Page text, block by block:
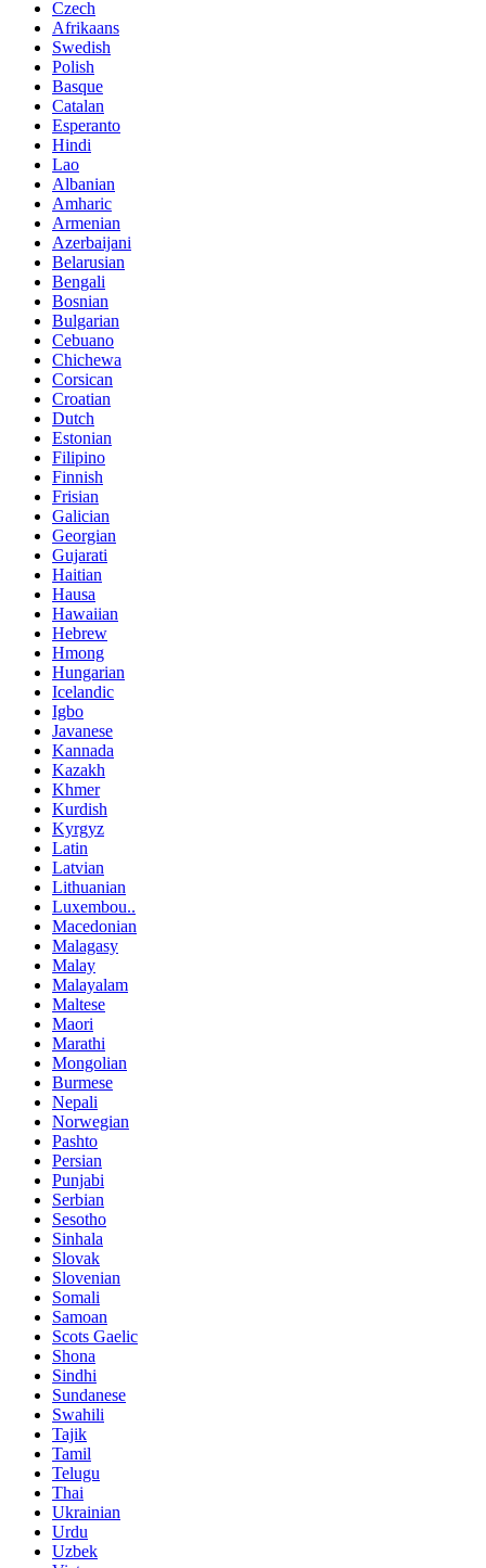
Czech
Afrikaans
Swedish
Polish
Basque
Catalan
Esperanto
Hindi
Lao
Albanian
Amharic
Armenian
Azerbaijani
Belarusian
Bengali
Bosnian
Bulgarian
Cebuano
Chichewa
Corsican
Croatian
Dutch
Estonian
Filipino
Finnish
Frisian
Galician
Georgian
Gujarati
Haitian
Hausa
Hawaiian
Hebrew
Hmong
Hungarian
Icelandic
Igbo
Javanese
Kannada
Kazakh
Khmer
Kurdish
Kyrgyz
Latin
Latvian
Lithuanian
Luxembou..
Macedonian
Malagasy
Malay
Malayalam
Maltese
Maori
Marathi
Mongolian
Burmese
Nepali
Norwegian
Pashto
Persian
Punjabi
Serbian
Sesotho
Sinhala
Slovak
Slovenian
Somali
Samoan
Scots Gaelic
Shona
Sindhi
Sundanese
Swahili
Tajik
Tamil
Telugu
Thai
Ukrainian
Urdu
Uzbek